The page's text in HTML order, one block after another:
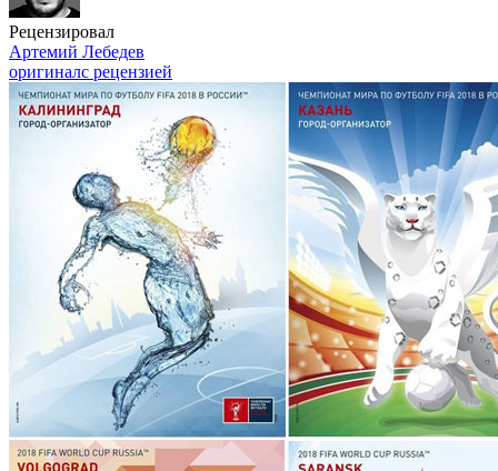
Рецензировал
Артемий Лебедев
оригиналс рецензией